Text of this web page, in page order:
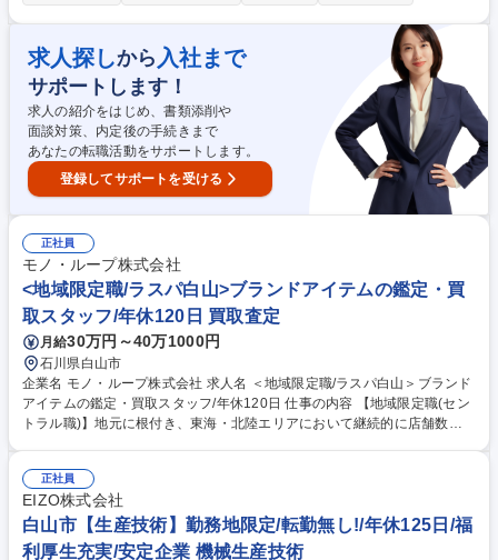
利厚生充実/増員採用
求人探しから 入社まで
サポートします！
求人の紹介をはじめ、書類添削や
面談対策、内定後の手続きまで
あなたの転職活動をサポートします。
登録してサポートを受ける
正社員
モノ・ループ株式会社
<地域限定職/ラスパ白山>ブランドアイテムの鑑定・買
取スタッフ/年休120日 買取査定
月給30万円～40万1000円
石川県白山市
企業名 モノ・ループ株式会社 求人名 ＜地域限定職/ラスパ白山＞ブランド
アイテムの鑑定・買取スタッフ/年休120日 仕事の内容 【地域限定職(セン
トラル職)】地元に根付き、東海・北陸エリアにおいて継続的に店舗数拡
ます。 ■店舗運営における業務全般(シフト管理及びメンバーマネジメン
ト) ■お客様対応:ご来店のお客様が持ち込んだ商品の買取査定をお任せ！
【買取商材】ポケモンカード/ブランド品/古美術品など 【当社の大事にす
る価値観】品物を買取るだけでなく〈お客様の品物への想いや思い出も伺
正社員
EIZO株式会社
白山市【生産技術】勤務地限定/転勤無し!/年休125日/福
利厚生充実/安定企業 機械生産技術